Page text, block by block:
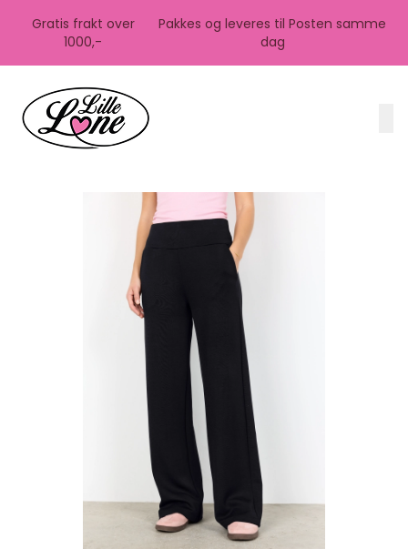
Gratis frakt over
1000,-
Pakkes og leveres til Posten samme
dag